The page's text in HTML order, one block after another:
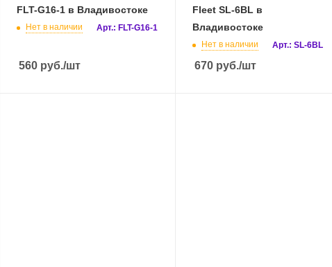
FLT-G16-1 в Владивостоке
Нет в наличии Арт.: FLT-G16-1
560 руб./шт
Fleet SL-6BL в
Владивостоке
Нет в наличии Арт.: SL-6BL
670 руб./шт